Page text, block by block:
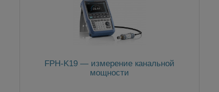
FPH-K19 — измерение канальной
мощности